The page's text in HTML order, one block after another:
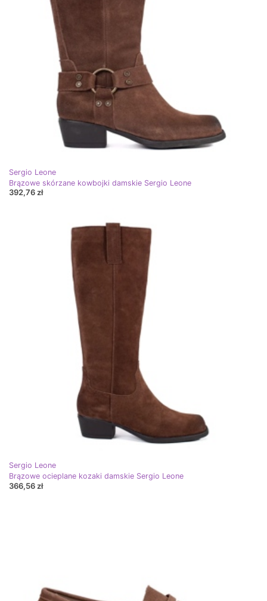
Sergio Leone
Brązowe skórzane kowbojki damskie Sergio Leone
392,76 zł
Sergio Leone
Brązowe ocieplane kozaki damskie Sergio Leone
366,56 zł